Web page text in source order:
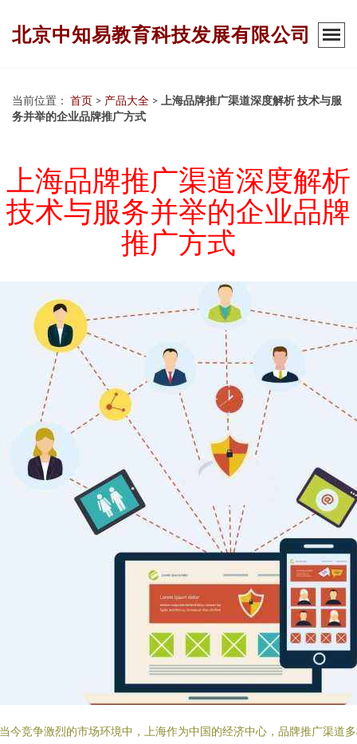
北京中知易教育科技发展有限公司
当前位置： 首页 > 产品大全 >
上海品牌推广渠道深度解析 技术与服
务并举的企业品牌推广方式
上海品牌推广渠道深度解析
技术与服务并举的企业品牌
推广方式
今竞争激烈的市场环境中，上海作为中国的经济中心，品牌推广渠道